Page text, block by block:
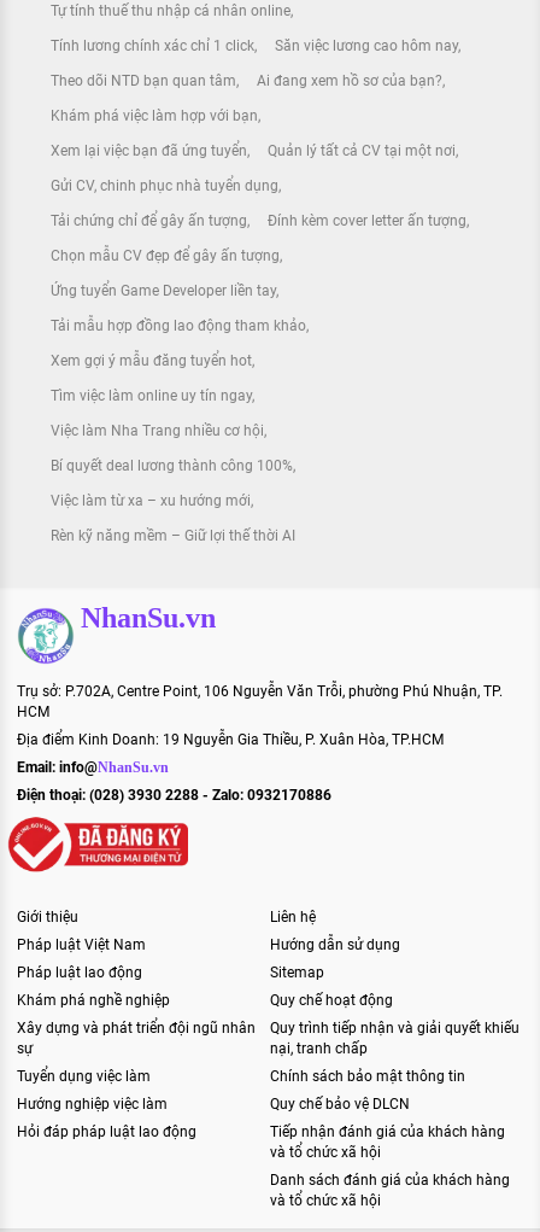
[Hết hạn] Tập Sự Luật Sư
Công ty Luật TNHH Đầu tư Quốc tế An
Phát
[Hết hạn] Nhân viên Luật
Công ty Luật TNHH Đầu tư Quốc tế An
Phát
[Hết hạn] Tuyển dụng Học Việc
Ngành Luật
Công ty Luật TNHH Đầu tư Quốc tế An
[Hết hạn] Chuyên Viên Pháp Lý
Ngành Luật
Phát
Tự tính thuế thu nhập cá nhân online
Tính lương chính xác chỉ 1 click Săn việc lương cao hôm nay
Theo dõi NTD bạn quan tâm Ai đang xem hồ sơ của bạn?
Khám phá việc làm hợp với bạn
Xem lại việc bạn đã ứng tuyển Quản lý tất cả CV tại một nơi
Gửi CV, chinh phục nhà tuyển dụng
Tải chứng chỉ để gây ấn tượng Đính kèm cover letter ấn tượng
Chọn mẫu CV đẹp để gây ấn tượng
Ứng tuyển Game Developer liền tay
Tải mẫu hợp đồng lao động tham khảo
Xem gợi ý mẫu đăng tuyển hot
Tìm việc làm online uy tín ngay
Việc làm Nha Trang nhiều cơ hội
Bí quyết deal lương thành công 100%
Việc làm từ xa – xu hướng mới
Rèn kỹ năng mềm – Giữ lợi thế thời AI
NhanSu.vn
Trụ sở: P.702A, Centre Point, 106 Nguyễn Văn Trỗi, phường Phú Nhuận, TP.
HCM
Địa điểm Kinh Doanh: 19 Nguyễn Gia Thiều, P. Xuân Hòa, TP.HCM
Email: info@NhanSu.vn
Điện thoại: (028) 3930 2288 - Zalo: 0932170886
Giới thiệu
Pháp luật Việt Nam
Pháp luật lao động
Khám phá nghề nghiệp
Xây dựng và phát triển đội ngũ nhân
sự
Tuyển dụng việc làm
Hướng nghiệp việc làm
Hỏi đáp pháp luật lao động
Liên hệ
Hướng dẫn sử dụng
Sitemap
Quy chế hoạt động
Quy trình tiếp nhận và giải quyết khiếu
nại, tranh chấp
Chính sách bảo mật thông tin
Quy chế bảo vệ DLCN
Tiếp nhận đánh giá của khách hàng
và tổ chức xã hội
Danh sách đánh giá của khách hàng
và tổ chức xã hội